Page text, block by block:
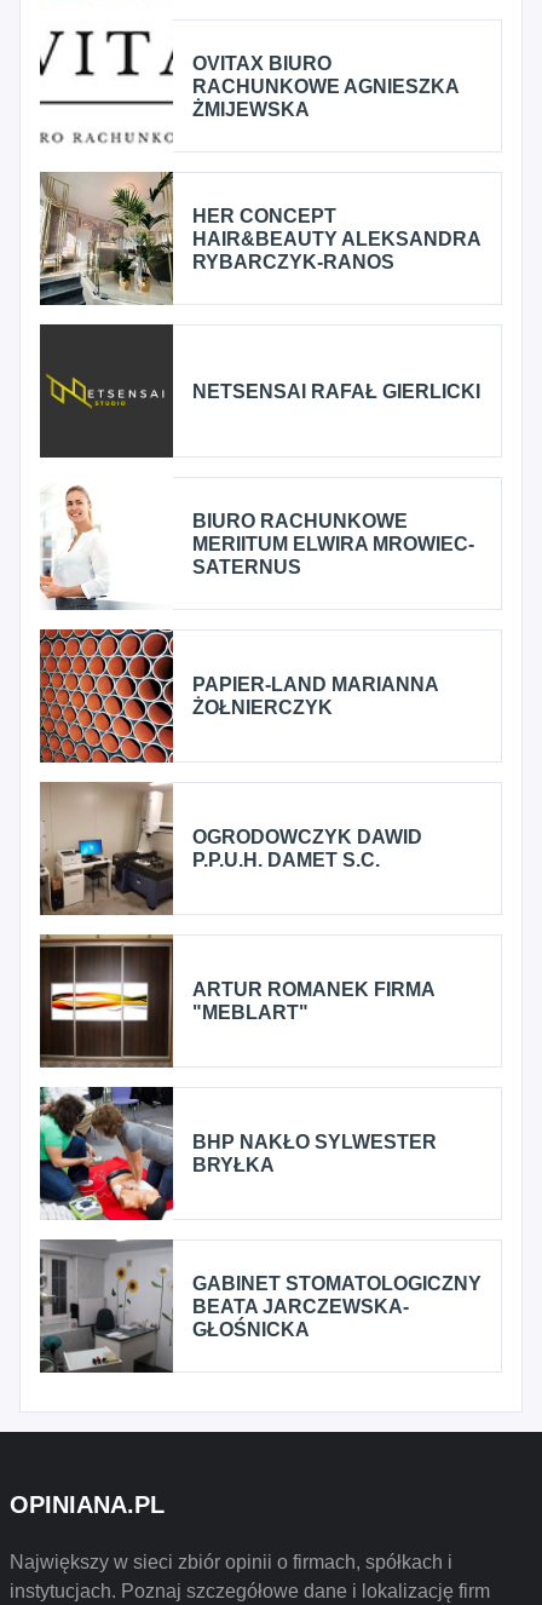
OVITAX BIURO
RACHUNKOWE AGNIESZKA
ŻMIJEWSKA
HER CONCEPT
HAIR&BEAUTY ALEKSANDRA
RYBARCZYK-RANOS
NETSENSAI RAFAŁ GIERLICKI
BIURO RACHUNKOWE
MERIITUM ELWIRA MROWIEC-
SATERNUS
PAPIER-LAND MARIANNA
ŻOŁNIERCZYK
OGRODOWCZYK DAWID
P.P.U.H. DAMET S.C.
ARTUR ROMANEK FIRMA
"MEBLART"
BHP NAKŁO SYLWESTER
BRYŁKA
GABINET STOMATOLOGICZNY
BEATA JARCZEWSKA-
GŁOŚNICKA
OPINIANA.PL
Największy w sieci zbiór opinii o firmach, spółkach i
instytucjach. Poznaj szczegółowe dane i lokalizację firm